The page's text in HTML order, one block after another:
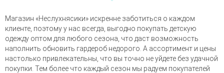
Магазин «Неслухнясики» искренне заботиться о каждом
клиенте, поэтому у нас всегда, выгодно покупать детскую
одежду оптом для любого сезона, что даст возможность
наполнить обновить гардероб недорого. А ассортимент и цены
настолько привлекательны, что вы точно не уйдете без удачной
покупки. Тем более что каждый сезон мы радуем покупателей